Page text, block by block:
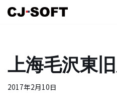
ツ
へ
上海毛沢東
2017年2月10日